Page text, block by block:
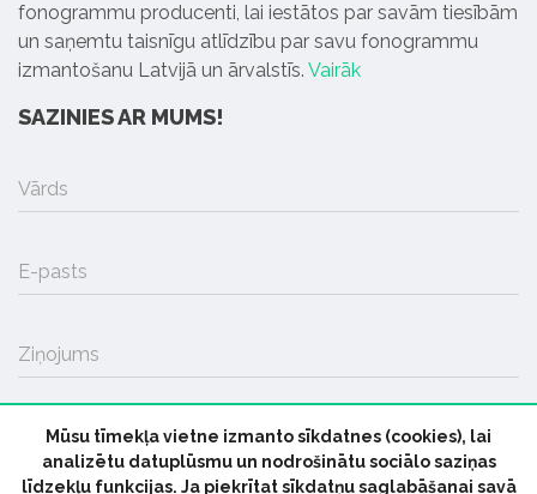
fonogrammu producenti, lai iestātos par savām tiesībām
un saņemtu taisnīgu atlīdzību par savu fonogrammu
izmantošanu Latvijā un ārvalstīs. Vairāk
SAZINIES AR MUMS!
Vārds
E-pasts
Ziņojums
SŪTĪT
Mūsu tīmekļa vietne izmanto sīkdatnes (cookies), lai
analizētu datuplūsmu un nodrošinātu sociālo saziņas
līdzekļu funkcijas. Ja piekrītat sīkdatņu saglabāšanai savā